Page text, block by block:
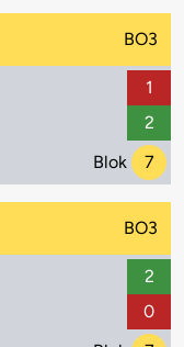
BO3
1
2
Blok 7
BO3
2
0